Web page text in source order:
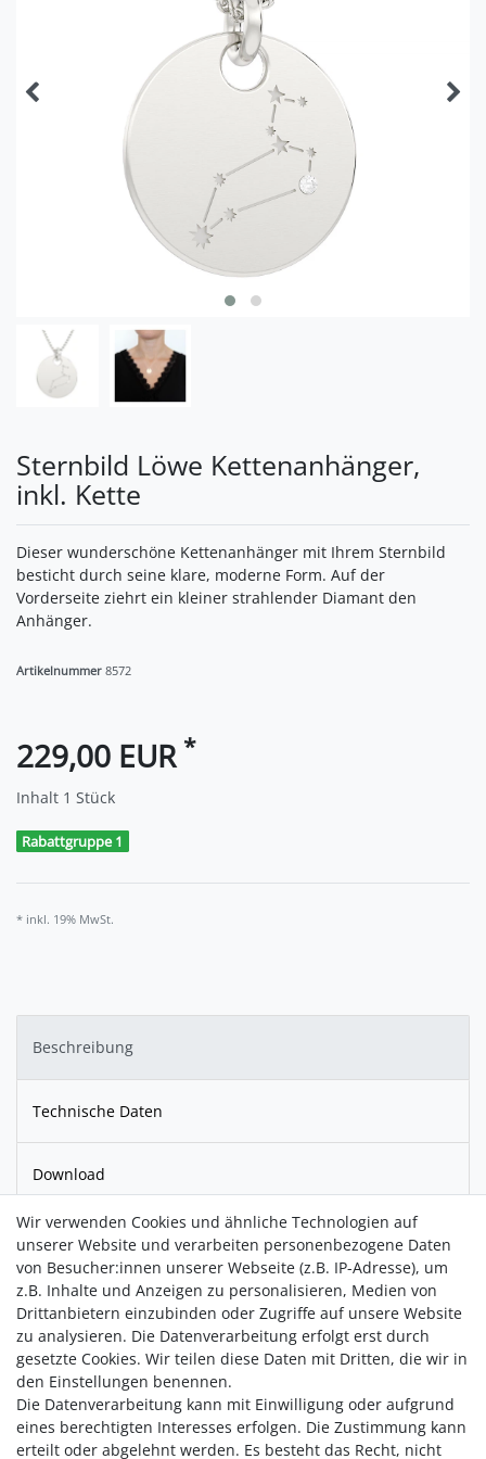
Sternbild Löwe Kettenanhänger,
inkl. Kette
Dieser wunderschöne Kettenanhänger mit Ihrem Sternbild
besticht durch seine klare, moderne Form. Auf der
Vorderseite ziehrt ein kleiner strahlender Diamant den
Anhänger.
Artikelnummer 8572
229,00 EUR *
Inhalt 1 Stück
Rabattgruppe 1
* inkl. 19% MwSt.
Beschreibung
Technische Daten
Download
Der Kettenanhänger aus925er Silberist mit einem Sternbild
graviert. Der kleineDiamantmacht das Schmuckstück zu
einem Blickfang. Durch das schlichte Design lässt sich die
Kette zu allen Anlässen kombinieren. Das perfekte Geschenk
für die Liebsten oder sich selbst.
Hochwertig gefertigt aus recyceltem Edelmetall.
Wir verwenden Cookies und ähnliche Technologien auf
unserer Website und verarbeiten personenbezogene Daten
von Besucher:innen unserer Webseite (z.B. IP-Adresse), um
z.B. Inhalte und Anzeigen zu personalisieren, Medien von
Drittanbietern einzubinden oder Zugriffe auf unsere Website
zu analysieren. Die Datenverarbeitung erfolgt erst durch
gesetzte Cookies. Wir teilen diese Daten mit Dritten, die wir in
den Einstellungen benennen.
Die Datenverarbeitung kann mit Einwilligung oder aufgrund
eines berechtigten Interesses erfolgen. Die Zustimmung kann
erteilt oder abgelehnt werden. Es besteht das Recht, nicht